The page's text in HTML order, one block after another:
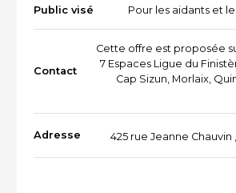
RESSOURCES
VOTRE SANTÉ ET CELLE DE
Public visé Pour les aidants et
Contact
Cette offre est proposée
7 Espaces Ligue du
Cap Sizun, Morlaix,
Adresse 425 rue Jeanne Chauvin